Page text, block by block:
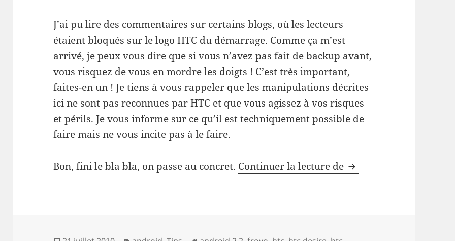
J’ai pu lire des commentaires sur certains blogs, où les lecteurs
étaient bloqués sur le logo HTC du démarrage. Comme ça m’est
arrivé, je peux vous dire que si vous n’avez pas fait de backup avant,
vous risquez de vous en mordre les doigts ! C’est très important,
faites-en un ! Je tiens à vous rappeler que les manipulations décrites
ici ne sont pas reconnues par HTC et que vous agissez à vos risques
et périls. Je vous informe sur ce qu’il est techniquement possible de
faire mais ne vous incite pas à le faire.
Bon, fini le bla bla, on passe au concret. Continuer la lecture de Comment installer une